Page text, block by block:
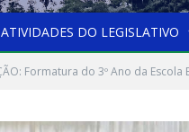
ATIVIDADES DO LEGISLATIVO
Formatura do 3º Ano da